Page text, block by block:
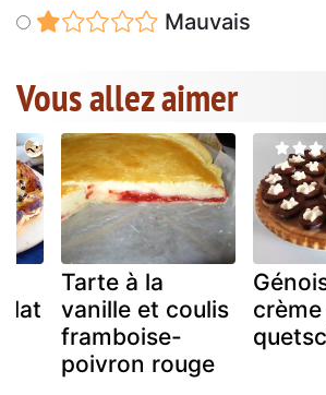
Mauvais
Vous allez aimer
Tarte à la
vanille et coulis
framboise-
poivron rouge